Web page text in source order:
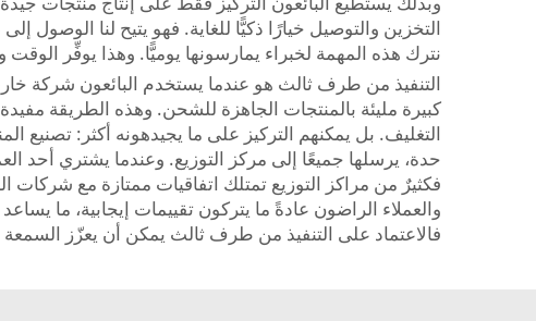
التخزين والتوصيل خيارًا ذكيًّا للغاية. فهو يتيح لنا
نترك هذه المهمة لخبراء يمارسونها يوميًّا. وهذا يوفِّر
التنفيذ من طرف ثالث هو عندما يستخدم البائعون شركة
كبيرة مليئة بالمنتجات الجاهزة للشحن. وهذه الطريقة
التغليف. بل يمكنهم التركيز على ما يجيدهونه أكثر: تصنيع
حدة، يرسلها جميعًا إلى مركز التوزيع. وعندما يشتري أحد
فكثيرٌ من مراكز التوزيع تمتلك اتفاقيات ممتازة مع
فالاعتماد على التنفيذ من طرف ثالث يمكن أن يعزّز السمعة